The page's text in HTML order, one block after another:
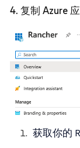
4. 复制 Azure
获取你的